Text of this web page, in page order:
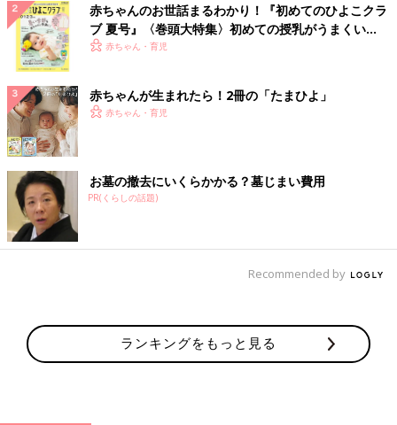
赤ちゃんのお世話まるわかり！『初めてのひよこクラ
ブ 夏号』〈巻頭大特集〉初めての授乳がうまくい
く！ おっぱい・ミルクの基本と夏のトラブル 解決テ
赤ちゃん・育児
赤ちゃんが生まれたら！2冊の「たまひよ」
赤ちゃん・育児
お墓の撤去にいくらかかる？墓じまい費用
PR(くらしの話題)
Recommended by
ランキングをもっと見る